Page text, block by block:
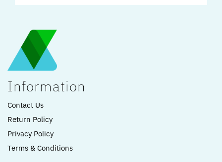
Information
Contact Us
Return Policy
Privacy Policy
Terms & Conditions